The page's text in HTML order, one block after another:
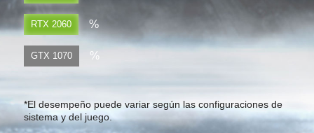
RTX 2060 %
GTX 1070 %
*El desempeño puede variar según las configuraciones de
sistema y del juego.